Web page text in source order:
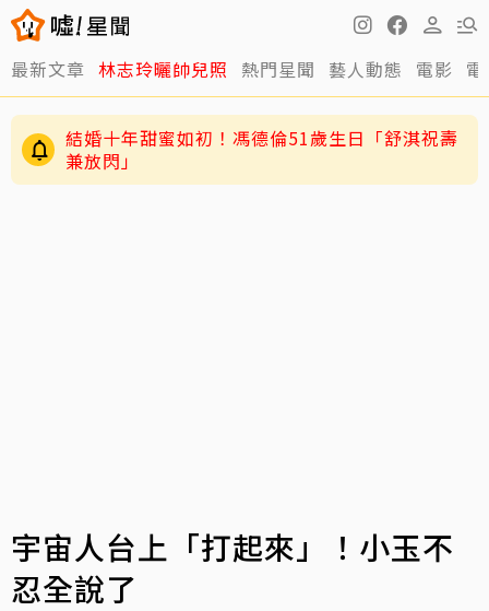
最新文章 林志玲曬帥兒照 熱門星聞 藝人動態 電影
結婚十年甜蜜如初！馮德倫51歲生日「舒淇祝壽
兼放閃」
宇宙人台上「打起來」！小玉不
忍全說了